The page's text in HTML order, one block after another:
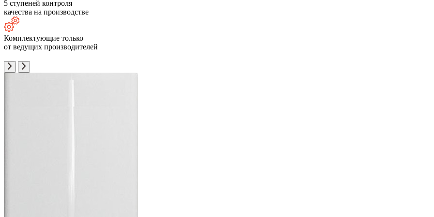
5 ступеней контроля
качества на производстве
Комплектующие только
от ведущих производителей